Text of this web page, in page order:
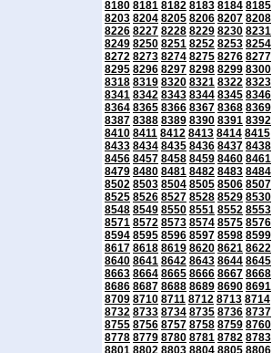
8180 8181 8182 8183 8184 8185
8203 8204 8205 8206 8207 8208
8226 8227 8228 8229 8230 8231
8249 8250 8251 8252 8253 8254
8272 8273 8274 8275 8276 8277
8295 8296 8297 8298 8299 8300
8318 8319 8320 8321 8322 8323
8341 8342 8343 8344 8345 8346
8364 8365 8366 8367 8368 8369
8387 8388 8389 8390 8391 8392
8410 8411 8412 8413 8414 8415
8433 8434 8435 8436 8437 8438
8456 8457 8458 8459 8460 8461
8479 8480 8481 8482 8483 8484
8502 8503 8504 8505 8506 8507
8525 8526 8527 8528 8529 8530
8548 8549 8550 8551 8552 8553
8571 8572 8573 8574 8575 8576
8594 8595 8596 8597 8598 8599
8617 8618 8619 8620 8621 8622
8640 8641 8642 8643 8644 8645
8663 8664 8665 8666 8667 8668
8686 8687 8688 8689 8690 8691
8709 8710 8711 8712 8713 8714
8732 8733 8734 8735 8736 8737
8755 8756 8757 8758 8759 8760
8778 8779 8780 8781 8782 8783
8801 8802 8803 8804 8805 8806